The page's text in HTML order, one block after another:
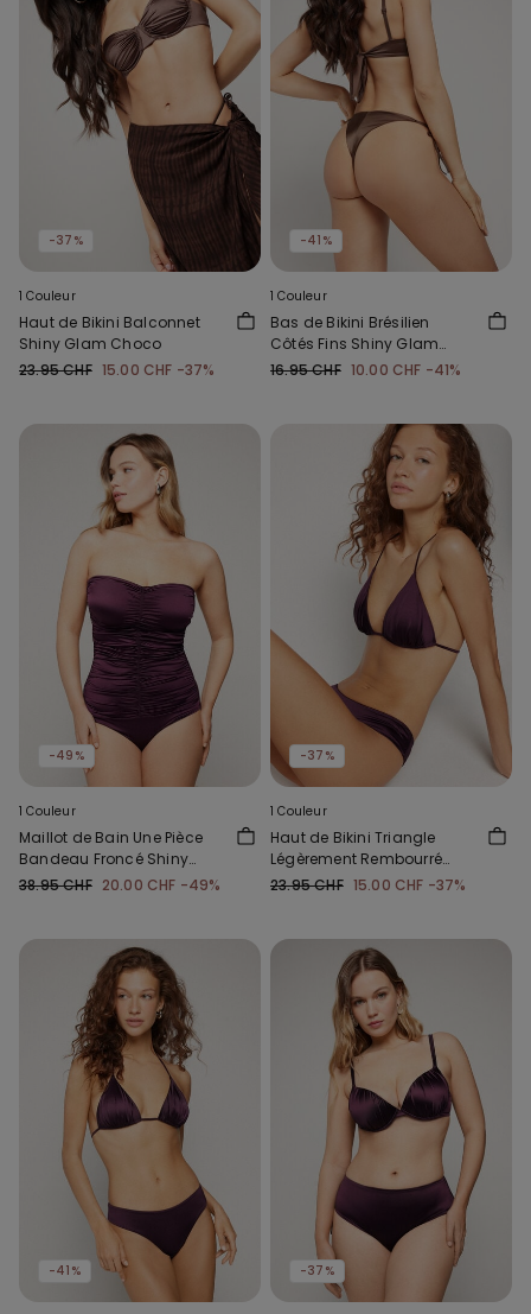
-37%
1 Couleur
Haut de Bikini Balconnet
Shiny Glam Choco
23.95 CHF 15.00 CHF -37%
-41%
1 Couleur
Bas de Bikini Brésilien
Côtés Fins Shiny Glam
Choco
16.95 CHF 10.00 CHF -41%
-49%
1 Couleur
Maillot de Bain Une Pièce
Bandeau Froncé Shiny
Glam Bordeaux
38.95 CHF 20.00 CHF -49%
-37%
1 Couleur
Haut de Bikini Triangle
Légèrement Rembourré
Shiny Glam Bordeaux
23.95 CHF 15.00 CHF -37%
-41% -37%